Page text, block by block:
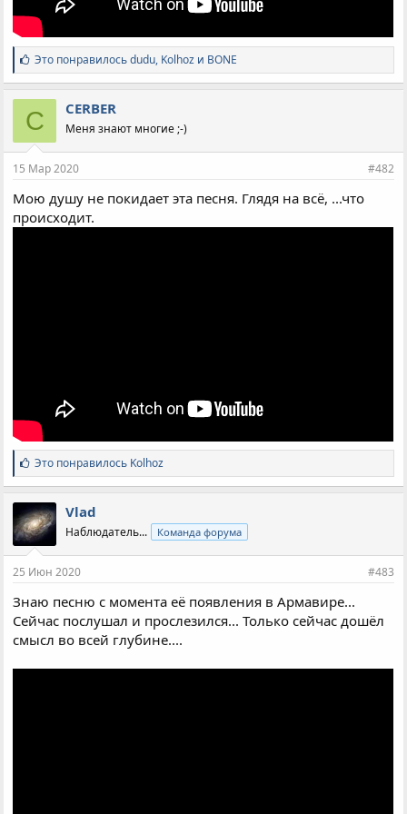
С
и
м
п
а
т
и
:
Это понравилосьdudu, Kolhoz и BONE
C CERBER
Меня знают многие ;-)
15 Мар 2020 #482
Мою душу не покидает эта песня. Глядя на всё, ...что
происходит.
С
и
м
п
а
т
и
и
:
Это понравилось Kolhoz
Vlad
Наблюдатель... Команда форума
25 Июн 2020 #483
Знаю песню с момента её появления в Армавире...
Сейчас послушал и прослезился... Только сейчас дошёл
смысл во всей глубине....